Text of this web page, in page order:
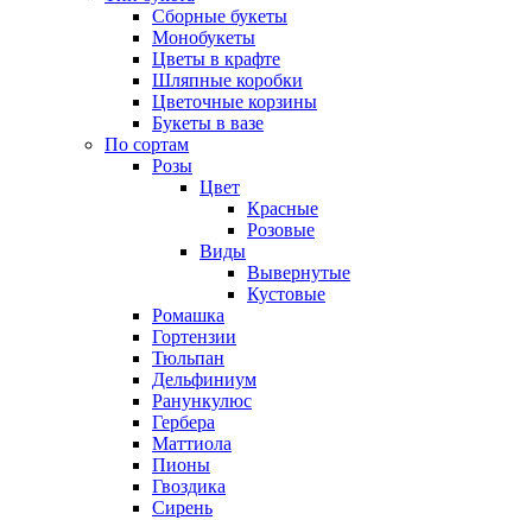
Сборные букеты
Монобукеты
Цветы в крафте
Шляпные коробки
Цветочные корзины
Букеты в вазе
По сортам
Розы
Цвет
Красные
Розовые
Виды
Вывернутые
Кустовые
Ромашка
Гортензии
Тюльпан
Дельфиниум
Ранункулюс
Гербера
Маттиола
Пионы
Гвоздика
Сирень